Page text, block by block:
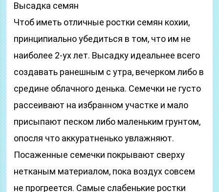
Высадка семян
Чтоб иметь отличные ростки семян кохии,
принципиально убедиться в том, что им не
наиболее 2-ух лет. Высадку идеальнее всего
создавать ранешным с утра, вечерком либо в
средине облачного денька. Семечки не густо
рассеивают на избранном участке и мало
присыпают песком либо маленьким грунтом,
опосля что аккуратненько увлажняют.
Посаженные семечки покрывают сверху
нетканым материалом, пока воздух совсем
не прогреется. Самые слабенькие ростки